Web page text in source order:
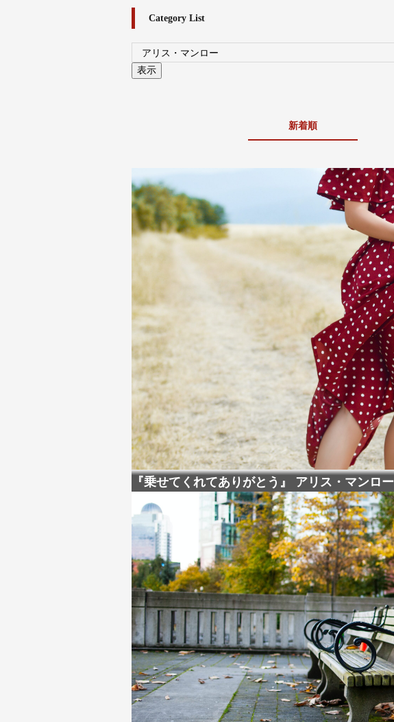
Category List
新着順
『乗せてくれてありがとう』 アリス・マンロー